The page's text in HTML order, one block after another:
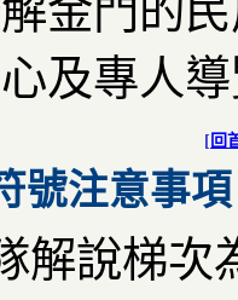
金門的
及專人
[ 回
注意事項
解說梯次